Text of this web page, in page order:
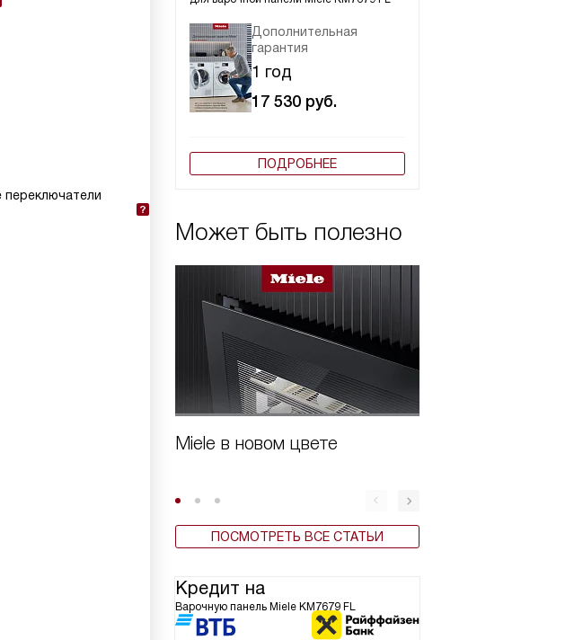
Дополнительная
гарантия
1 год
17 530 руб.
ПОДРОБНЕЕ
Может быть полезно
Miele в новом цвете
ПОСМОТРЕТЬ ВСЕ СТАТЬИ
Кредит на
Варочную панель Miele KM7679 FL